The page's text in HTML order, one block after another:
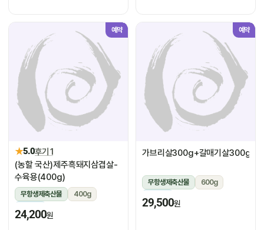
예약
★5.0후기 1
(농할 국산)제주흑돼지삼겹살-
수육용(400g)
무항생제축산물
400g
냉장
24,200원
예약
가브리살300g+갈매기살300g
무항생제축산물
600g
냉장
29,500원